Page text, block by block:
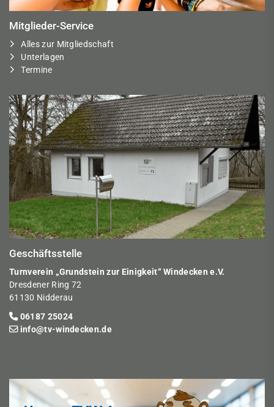
Mitglieder-Service
Alles zur Mitgliedschaft
Unterlagen
Termine
Geschäftsstelle
Turnverein „Grundstein zur Einigkeit“ Windecken e.V.
Dresdener Ring 72
61130 Nidderau
06187 25024
info@tv-windecken.de